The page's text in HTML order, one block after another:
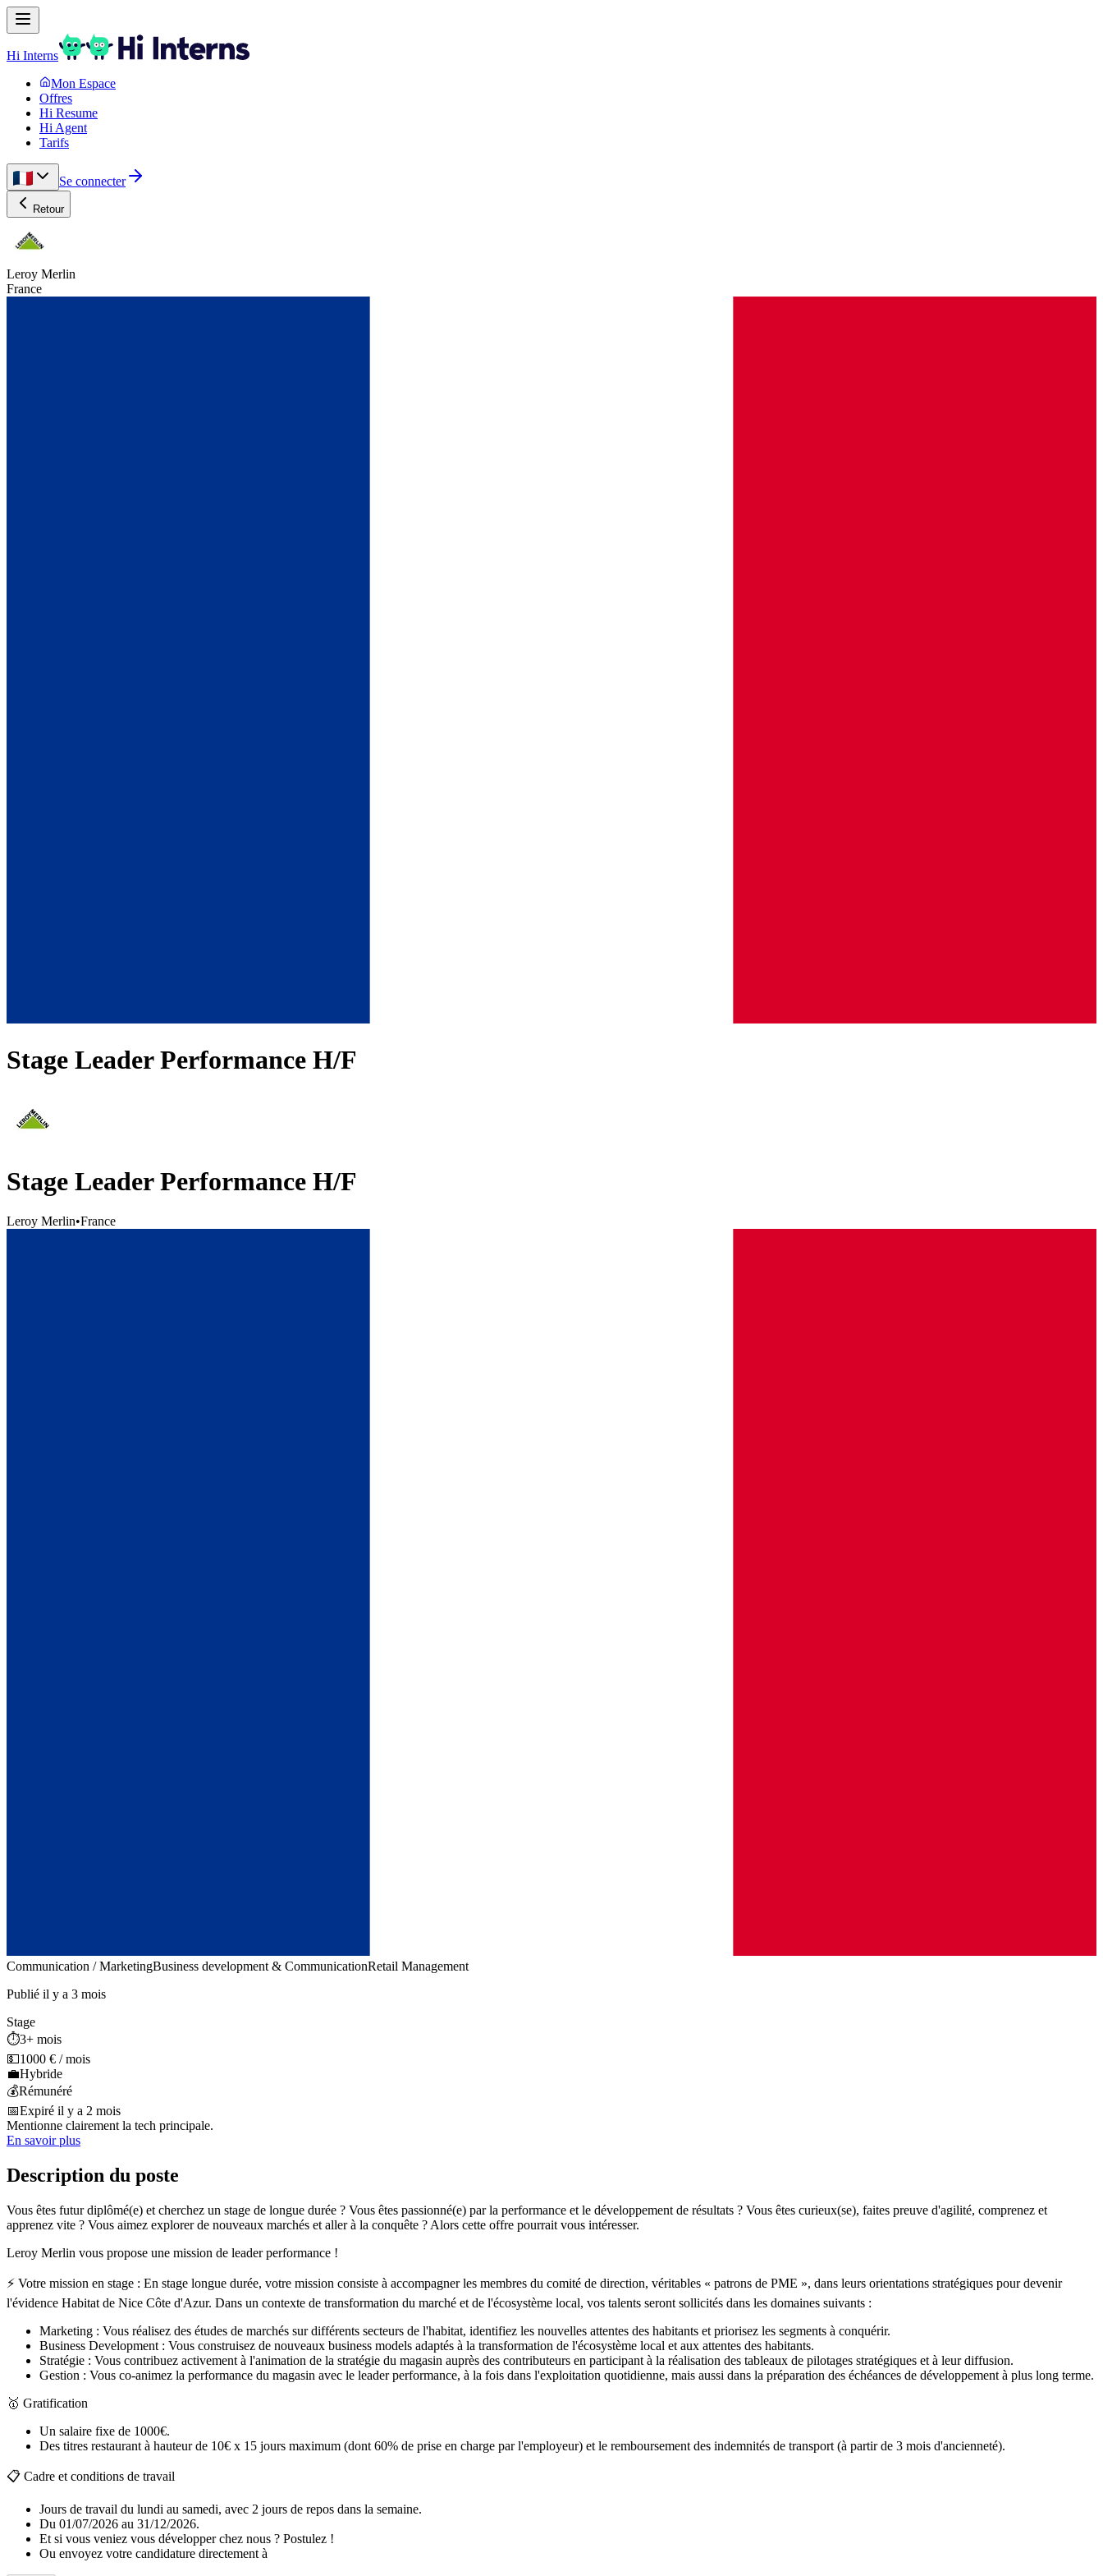
Hi Interns
Mon Espace
Offres
Hi Resume
Hi Agent
Tarifs
Se connecter
Retour
Leroy Merlin
France
Stage Leader Performance H/F
Stage Leader Performance H/F
Leroy Merlin•France
Communication / MarketingBusiness development & CommunicationRetail Management
Publié il y a 3 mois
Stage
⏱️3+ mois
💵1000 € / mois
💼Hybride
💰Rémunéré
📅Expiré il y a 2 mois
Mentionne clairement la tech principale.
En savoir plus
Description du poste
Vous êtes futur diplômé(e) et cherchez un stage de longue durée ? Vous êtes passionné(e) par la performance et le développement de résultats ? Vous êtes curieux(se), faites preuve d'agilité, comprenez et
apprenez vite ? Vous aimez explorer de nouveaux marchés et aller à la conquête ? Alors cette offre pourrait vous intéresser.
Leroy Merlin vous propose une mission de leader performance !
⚡ Votre mission en stage : En stage longue durée, votre mission consiste à accompagner les membres du comité de direction, véritables « patrons de PME », dans leurs orientations stratégiques pour devenir
l'évidence Habitat de Nice Côte d'Azur. Dans un contexte de transformation du marché et de l'écosystème local, vos talents seront sollicités dans les domaines suivants :
Marketing : Vous réalisez des études de marchés sur différents secteurs de l'habitat, identifiez les nouvelles attentes des habitants et priorisez les segments à conquérir.
Business Development : Vous construisez de nouveaux business models adaptés à la transformation de l'écosystème local et aux attentes des habitants.
Stratégie : Vous contribuez activement à l'animation de la stratégie du magasin auprès des contributeurs en participant à la réalisation des tableaux de pilotages stratégiques et à leur diffusion.
Gestion : Vous co-animez la performance du magasin avec le leader performance, à la fois dans l'exploitation quotidienne, mais aussi dans la préparation des échéances de développement à plus long terme.
🥇 Gratification
Un salaire fixe de 1000€.
Des titres restaurant à hauteur de 10€ x 15 jours maximum (dont 60% de prise en charge par l'employeur) et le remboursement des indemnités de transport (à partir de 3 mois d'ancienneté).
📋 Cadre et conditions de travail
Jours de travail du lundi au samedi, avec 2 jours de repos dans la semaine.
Du 01/07/2026 au 31/12/2026.
Et si vous veniez vous développer chez nous ? Postulez !
Ou envoyez votre candidature directement à